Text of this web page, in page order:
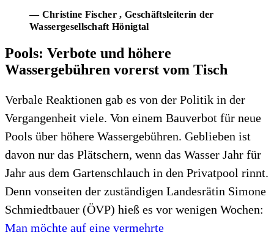
— Christine Fischer, Geschäftsleiterin der
Wassergesellschaft Hönigtal
Pools: Verbote und höhere
Wassergebühren vorerst vom Tisch
Verbale Reaktionen gab es von der Politik in der
Vergangenheit viele. Von einem Bauverbot für neue
Pools über höhere Wassergebühren. Geblieben ist
davon nur das Plätschern, wenn das Wasser Jahr für
Jahr aus dem Gartenschlauch in den Privatpool rinnt.
Denn vonseiten der zuständigen Landesrätin Simone
Schmiedtbauer (ÖVP) hieß es vor wenigen Wochen:
Man möchte auf eine vermehrte